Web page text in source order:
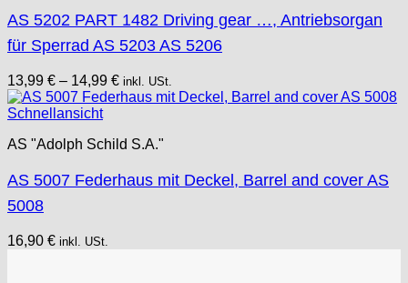
AS 5202 PART 1482 Driving gear …, Antriebsorgan
für Sperrad AS 5203 AS 5206
13,99 € – 14,99 € inkl. USt.
Schnellansicht
AS "Adolph Schild S.A."
AS 5007 Federhaus mit Deckel, Barrel and cover AS
5008
16,90 € inkl. USt.